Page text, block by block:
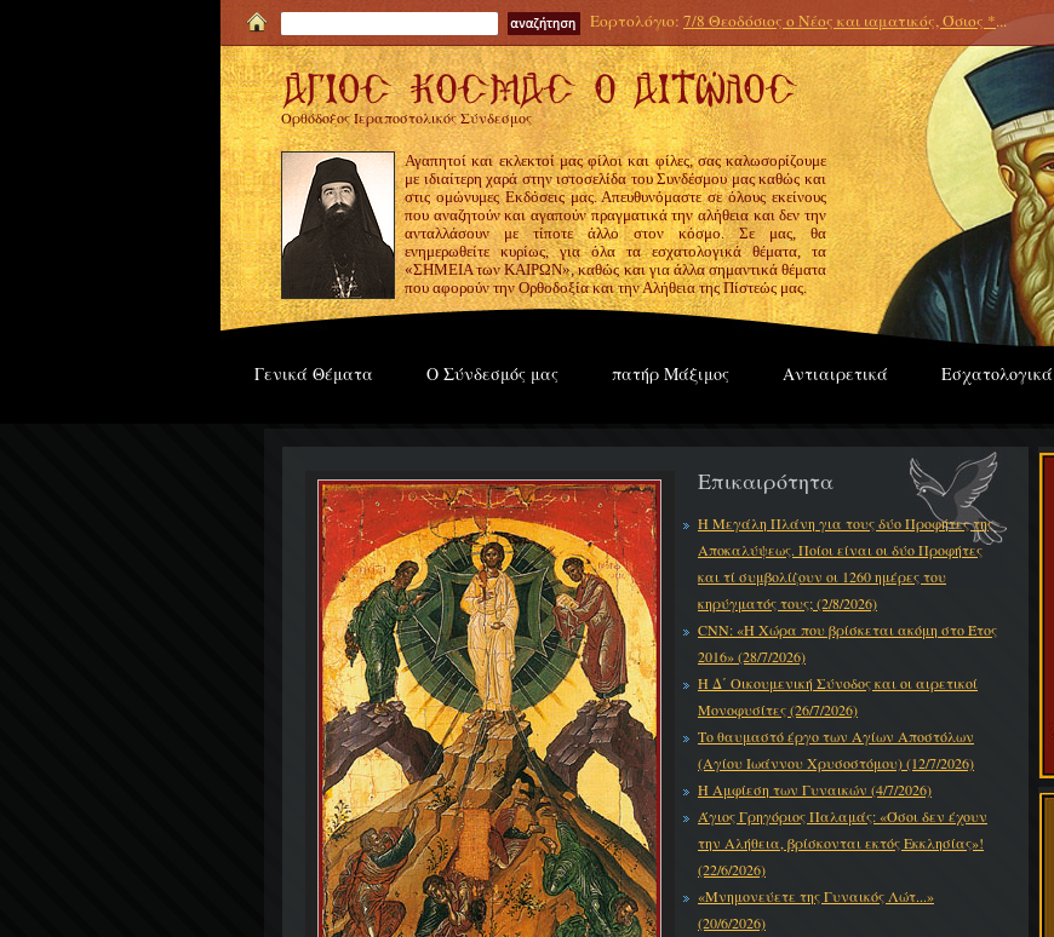
Εορτολόγιο: 7/8 Θεοδόσιος ο Νέος και ιαματικός, Όσιος *...
Ορθόδοξος Ιεραποστολικός Σύνδεσμος
Αγαπητοί και εκλεκτοί μας φίλοι και φίλες, σας καλωσορίζουμε
με ιδιαίτερη χαρά στην ιστοσελίδα του Συνδέσμου μας καθώς και
στις ομώνυμες Εκδόσεις μας. Απευθυνόμαστε σε όλους εκείνους
που αναζητούν και αγαπούν πραγματικά την αλήθεια και δεν την
ανταλλάσουν με τίποτε άλλο στον κόσμο. Σε μας, θα
ενημερωθείτε κυρίως, για όλα τα εσχατολογικά θέματα, τα
«ΣΗΜΕΙΑ των ΚΑΙΡΩΝ», καθώς και για άλλα σημαντικά θέματα
που αφορούν την Ορθοδοξία και την Αλήθεια της Πίστεώς μας.
Γενικά Θέματα Ο Σύνδεσμός μας πατήρ Μάξιμος Αντιαιρετικά Εσχατολογικά
Επικαιρότητα
Η Μεγάλη Πλάνη για τους δύο Προφήτες της
Αποκαλύψεως. Ποίοι είναι οι δύο Προφήτες
και τί συμβολίζουν οι 1260 ημέρες του
κηρύγματός τους; (2/8/2026)
CNN: «Η Χώρα που βρίσκεται ακόμη στο Έτος
2016» (28/7/2026)
Η Δ΄ Οικουμενική Σύνοδος και οι αιρετικοί
Μονοφυσίτες (26/7/2026)
Το θαυμαστό έργο των Αγίων Αποστόλων
(Αγίου Ιωάννου Χρυσοστόμου) (12/7/2026)
Η Αμφίεση των Γυναικών (4/7/2026)
Άγιος Γρηγόριος Παλαμάς: «Όσοι δεν έχουν
την Αλήθεια, βρίσκονται εκτός Εκκλησίας»!
(22/6/2026)
«Μνημονεύετε της Γυναικός Λώτ...»
(20/6/2026)